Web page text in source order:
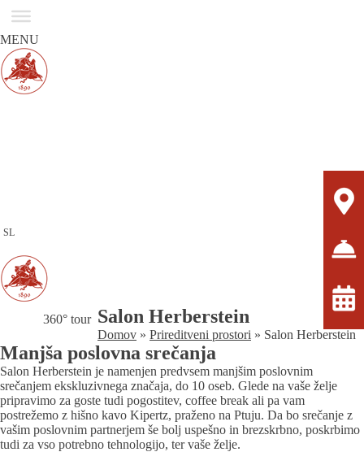
MENU
SL
360° tour Salon Herberstein
Domov » Prireditveni prostori » Salon Herberstein
Manjša poslovna srečanja
Salon Herberstein je namenjen predvsem manjšim poslovnim
srečanjem ekskluzivnega značaja, do 10 oseb. Glede na vaše želje
pripravimo za goste tudi pogostitev, coffee break ali pa vam
postrežemo z hišno kavo Kipertz, praženo na Ptuju. Da bo srečanje z
vašim poslovnim partnerjem še bolj uspešno in brezskrbno, poskrbimo
tudi za vso potrebno tehnologijo, ter vaše želje.